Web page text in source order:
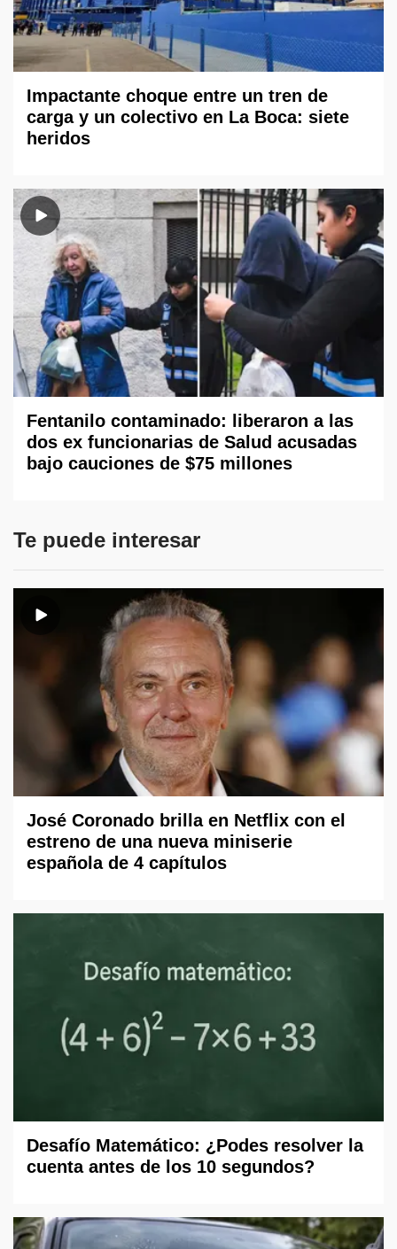
Impactante choque entre un tren de
carga y un colectivo en La Boca: siete
heridos
Fentanilo contaminado: liberaron a las
dos ex funcionarias de Salud acusadas
bajo cauciones de $75 millones
Te puede interesar
José Coronado brilla en Netflix con el
estreno de una nueva miniserie
española de 4 capítulos
Desafío Matemático: ¿Podes resolver la
cuenta antes de los 10 segundos?